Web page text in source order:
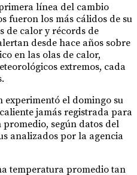
línea del cambio
fueron los más cálidos de su
de calor y récords de
desde hace años sobre
en las olas de calor,
extremos, cada
el domingo su
jamás registrada para
promedio, según datos del
analizados por la agencia
temperatura promedio tan